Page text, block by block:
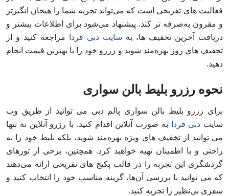
فعالیت‌ های تفریحی است که می‌تواند تجربه شما را هیجان‌ انگیزتر
و مقرون به‌صرفه‌ تر کند. پیشنهاد می‌شود برای اطلاعات بیشتر و
دریافت آخرین تخفیف‌ ها، به سایت دبی فردا
مراجعه کنید و از
تخفیف‌ های روز بهره‌مند شوید و رزرو خود را با بهترین قیمت انجام
دهید.
نحوه رزرو بلیط بالن سواری
برای رزرو بلیط بالن سواری پالم دبی می‌ توانید از طریق وب‌
سایت دبی فردا
به صورت آنلاین اقدام کنید. با رزرو آنلاین نه تنها
می‌ توانید از تخفیف‌ های ویژه بهره‌مند شوید، بلکه بلیط خود را به
راحتی و با اطمینان تهیه خواهید کرد. همچنین، برخی از تورهای
گردشگری این تجربه را در قالب پکیج‌ های تفریحی ارائه می‌دهند
که می‌ توانید با بررسی آن‌ها، گزینه مناسب خود را انتخاب کنید و
سفری بی‌نظیر را تجربه کنید.